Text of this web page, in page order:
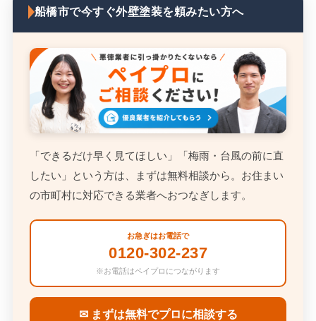
船橋市で今すぐ外壁塗装を頼みたい方へ
「できるだけ早く見てほしい」「梅雨・台風の前に直
したい」という方は、まずは無料相談から。お住まい
の市町村に対応できる業者へおつなぎします。
お急ぎはお電話で
0120-302-237
※お電話はペイプロにつながります
まずは無料でプロに相談する